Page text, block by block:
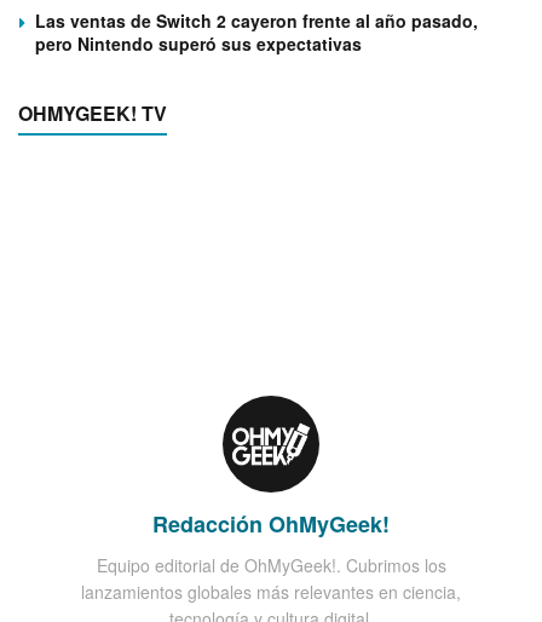
Las ventas de Switch 2 cayeron frente al año pasado,
pero Nintendo superó sus expectativas
OHMYGEEK! TV
Redacción OhMyGeek!
Equipo editorial de OhMyGeek!. Cubrimos los
lanzamientos globales más relevantes en ciencia,